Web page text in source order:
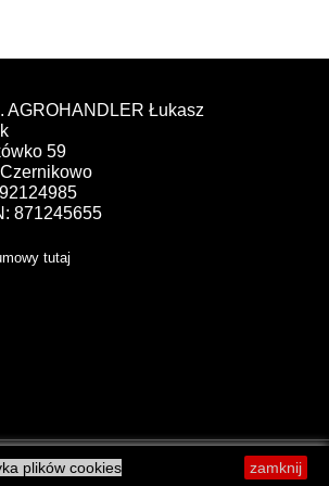
plików cookies zamknij
AGROHANDLER Łukasz
59
871245655
tutaj